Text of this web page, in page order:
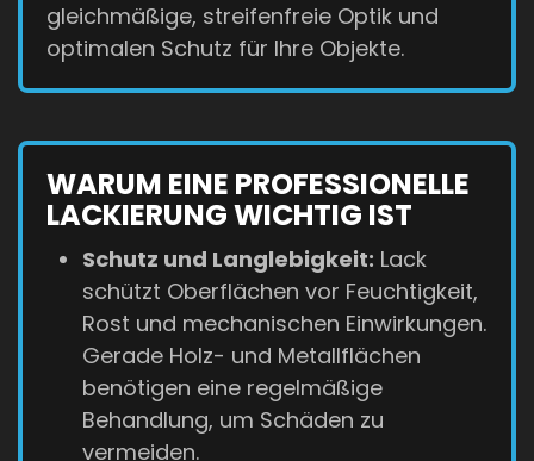
gleichmäßige, streifenfreie Optik und
optimalen Schutz für Ihre Objekte.
WARUM EINE PROFESSIONELLE
LACKIERUNG WICHTIG IST
Schutz und Langlebigkeit: Lack
schützt Oberflächen vor Feuchtigkeit,
Rost und mechanischen Einwirkungen.
Gerade Holz- und Metallflächen
benötigen eine regelmäßige
Behandlung, um Schäden zu
vermeiden.